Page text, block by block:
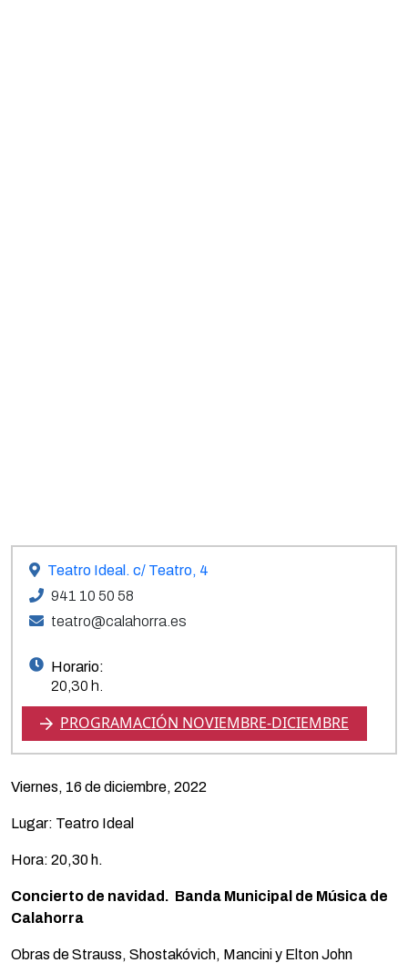
Teatro Ideal. c/ Teatro, 4
941 10 50 58
teatro@calahorra.es
Horario:
20,30 h.
PROGRAMACIÓN NOVIEMBRE-DICIEMBRE
Viernes, 16 de diciembre, 2022
Lugar: Teatro Ideal
Hora: 20,30 h.
Concierto de navidad. Banda Municipal de Música de
Calahorra
Obras de Strauss, Shostakóvich, Mancini y Elton John